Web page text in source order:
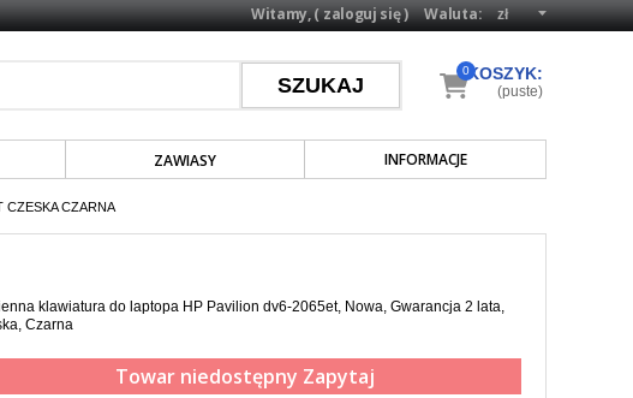
Waluta:
Witamy, (zaloguj się)
ZAWIASY INFORMACJE
KOSZYK:
0
(puste)
CZESKA CZARNA
klawiatura do laptopa HP Pavilion dv6-2065et, Nowa, Gwarancja 2 lata,
Czarna
Towar niedostępny Zapytaj